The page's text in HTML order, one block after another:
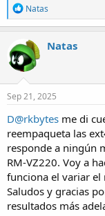
R
e
a
c
t
i
o
n
s
Natas
Natas
Sep 21, 2025
D@rkbytes me di
reempaqueta las
responde a ningún
RM-VZ220. Voy a
funciona el variar el
Saludos y gracias
resultados más